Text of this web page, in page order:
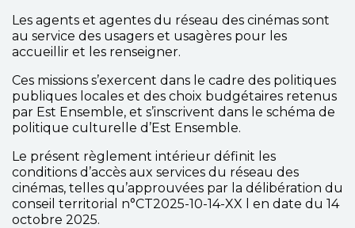
Les agents et agentes du réseau des cinémas sont
au service des usagers et usagères pour les
accueillir et les renseigner.
Ces missions s’exercent dans le cadre des politiques
publiques locales et des choix budgétaires retenus
par Est Ensemble, et s’inscrivent dans le schéma de
politique culturelle d’Est Ensemble.
Le présent règlement intérieur définit les
conditions d’accès aux services du réseau des
cinémas, telles qu’approuvées par la délibération du
conseil territorial n°CT2025-10-14-XX l en date du 14
octobre 2025.